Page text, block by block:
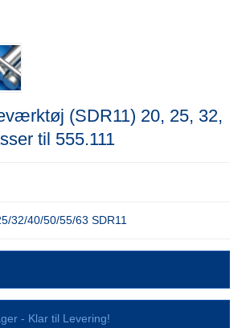
(SDR11) 20, 25, 32,
til 555.111
32/40/50/55/63 SDR11
- Klar til Levering!